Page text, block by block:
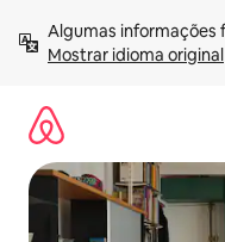
para
Mostrar idioma original